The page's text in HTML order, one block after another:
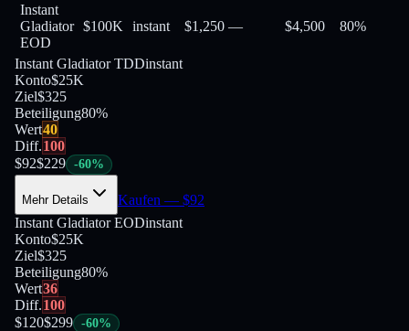
Instant
Gladiator
EOD
$100K instant $1,250 — $4,500 80%
Instant Gladiator TDDinstant
Konto$25K
Ziel$325
Beteiligung80%
Wert40
Diff.100
$92$229 -60%
Mehr Details Kaufen — $92
Instant Gladiator EODinstant
Konto$25K
Ziel$325
Beteiligung80%
Wert36
Diff.100
$120$299 -60%